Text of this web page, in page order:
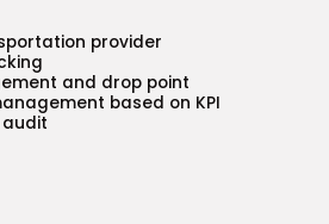
provider
and drop point
based on KPI